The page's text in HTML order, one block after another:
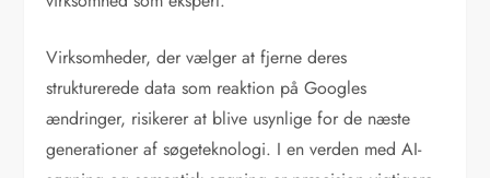
Virksomheder, der vælger at fjerne deres
strukturerede data som reaktion på Googles
ændringer, risikerer at blive usynlige for de næste
generationer af søgeteknologi. I en verden med AI-